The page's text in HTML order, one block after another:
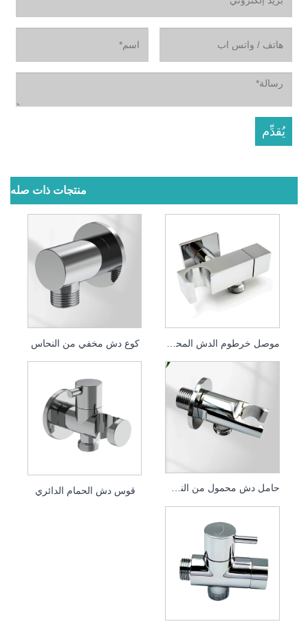
منتجات ذات صله
كوع دش مخفي من النحاس
قوس دش الحمام الدائري حامل دش محمول من النحاس الصلب، دعامة دش مخفية مثبتة على الحائط، ملحقات دش الحمام